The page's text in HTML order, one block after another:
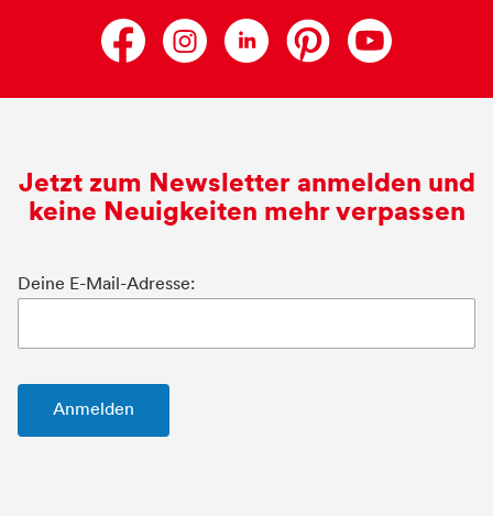
Jetzt zum Newsletter anmelden und
keine Neuigkeiten mehr verpassen
Deine E-Mail-Adresse: